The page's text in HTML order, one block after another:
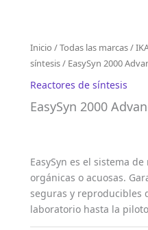
Inicio /Todas las marcas/
síntesis/ EasySyn 2000
Reactores de síntesis
EasySyn 2000
EasySyn es el sistema
orgánicas o acuosas.
seguras y reproducibles
laboratorio hasta la